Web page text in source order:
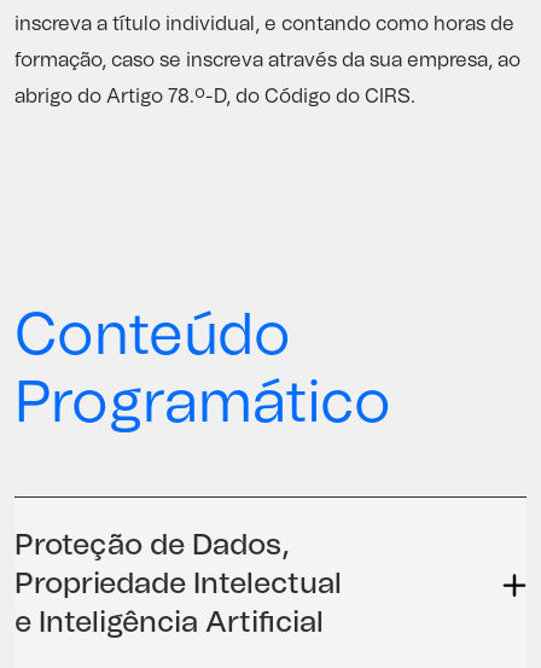
inscreva a título individual, e contando como horas de
formação, caso se inscreva através da sua empresa, ao
abrigo do Artigo 78.º-D, do Código do CIRS.
Conteúdo
Programático
Proteção de Dados,
Propriedade Intelectual
e Inteligência Artificial